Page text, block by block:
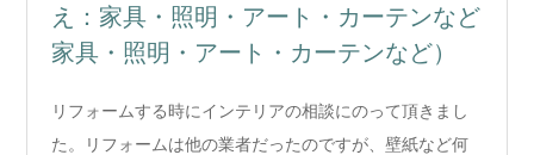
え：家具・照明・アート・カーテンなど
家具・照明・アート・カーテンなど）
リフォームする時にインテリアの相談にのって頂きまし
た。リフォームは他の業者だったのですが、壁紙など何